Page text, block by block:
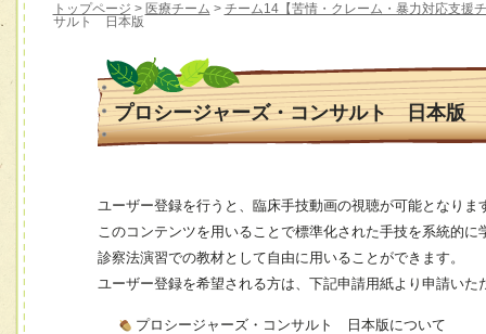
トップページ > 医療チーム > チーム14【苦情・クレーム・暴力対応支援
サルト 日本版
プロシージャーズ・コンサルト 日本版
ユーザー登録を行うと、臨床手技動画の視聴が可能となりま
このコンテンツを用いることで標準化された手技を系統的
診察法演習での教材として自由に用いることができます。
ユーザー登録を希望される方は、下記申請用紙より申請いた
プロシージャーズ・コンサルト 日本版について